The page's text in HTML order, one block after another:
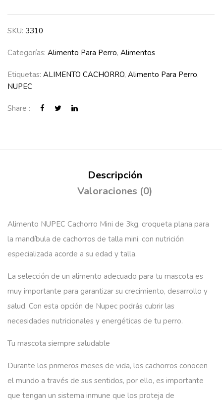
SKU: 3310
Categorías: Alimento Para Perro, Alimentos
Etiquetas: ALIMENTO CACHORRO, Alimento Para Perro,
NUPEC
Share :
Descripción
Valoraciones (0)
Alimento NUPEC Cachorro Mini de 3kg, croqueta plana para
la mandíbula de cachorros de talla mini, con nutrición
especializada acorde a su edad y talla.
La selección de un alimento adecuado para tu mascota es
muy importante para garantizar su crecimiento, desarrollo y
salud. Con esta opción de Nupec podrás cubrir las
necesidades nutricionales y energéticas de tu perro.
Tu mascota siempre saludable
Durante los primeros meses de vida, los cachorros conocen
el mundo a través de sus sentidos, por ello, es importante
que tengan un sistema inmune que los proteja de